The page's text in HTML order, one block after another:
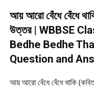
আয় আরো বেঁধে বেঁধে
উত্তর | WBBSE
Bedhe Bedhe
Question and
আয় আরো বেঁধে বেঁধে থাকি